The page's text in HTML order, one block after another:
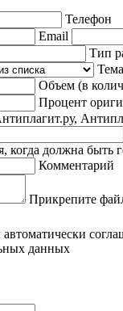
Телефон
Email
Тип
Объем (в
Процент
когда должна быть
Комментарий
Прикрепите
данных